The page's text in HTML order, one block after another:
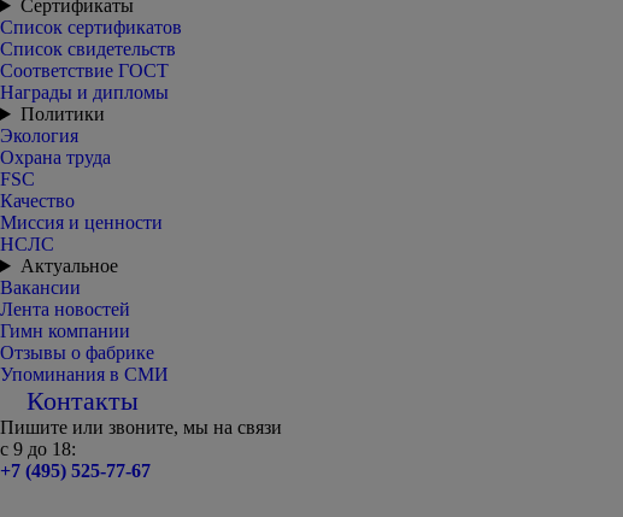
Сертификаты
Список сертификатов
Список свидетельств
Соответствие ГОСТ
Награды и дипломы
Политики
Экология
Охрана труда
FSC
Качество
Миссия и ценности
НСЛС
Актуальное
Вакансии
Лента новостей
Гимн компании
Отзывы о фабрике
Упоминания в СМИ
Контакты
Пишите или звоните, мы на связи
с 9 до 18:
+7 (495) 525-77-67